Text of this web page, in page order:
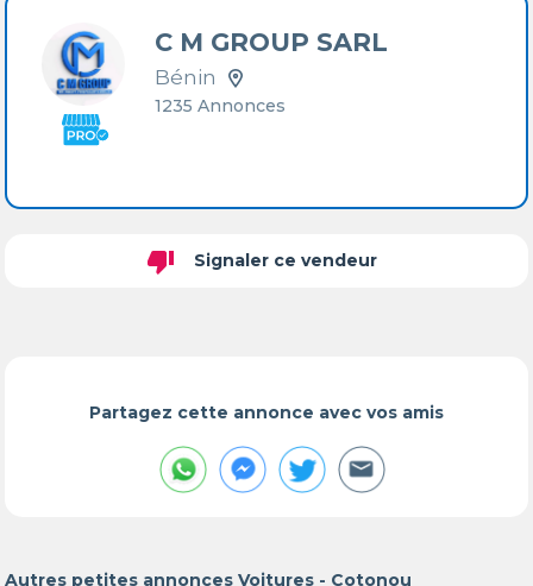
C M GROUP SARL
Bénin
1235 Annonces
thumb_down Signaler ce vendeur
Partagez cette annonce avec vos amis
Autres petites annonces Voitures - Cotonou